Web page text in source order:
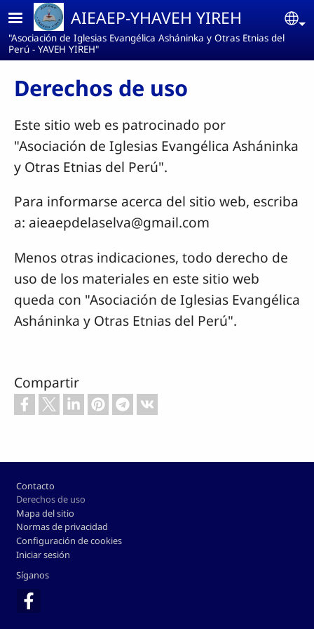
Pasar al contenido principal
AIEAEP-YHAVEH YIREH
"Asociación de Iglesias Evangélica Asháninka y Otras Etnias del
Perú - YAVEH YIREH"
Derechos de uso
Este sitio web es patrocinado por
"Asociación de Iglesias Evangélica Asháninka
y Otras Etnias del Perú".
Para informarse acerca del sitio web, escriba
a: aieaepdelaselva@gmail.com
Menos otras indicaciones, todo derecho de
uso de los materiales en este sitio web
queda con "Asociación de Iglesias Evangélica
Asháninka y Otras Etnias del Perú".
Compartir
Footer
Contacto
Derechos de uso
Mapa del sitio
Normas de privacidad
Configuración de cookies
Iniciar sesión
Síganos